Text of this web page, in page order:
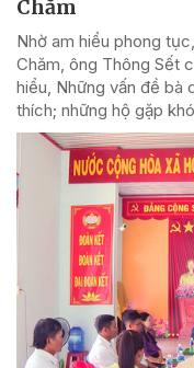
Chăm
Nhờ am hiểu phong
Chăm, ông Thông Sết
hiểu, Những vấn đề bà
thích; những hộ gặp